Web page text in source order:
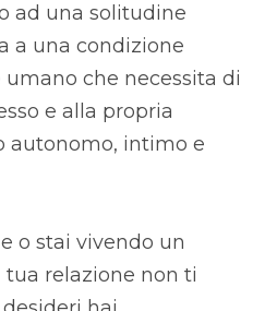
ad una solitudine
a una condizione
che necessita di
e alla propria
autonomo, intimo e
o stai vivendo un
relazione non ti